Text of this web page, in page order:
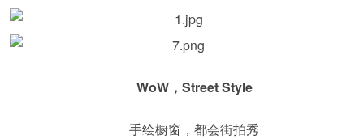
WoW，Street Style
手绘橱窗，都会街拍秀